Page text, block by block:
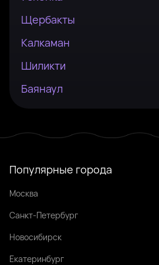
Щербакты
Калкаман
Шиликти
Баянаул
Популярные города
Москва
Санкт-Петербург
Новосибирск
Екатеринбург